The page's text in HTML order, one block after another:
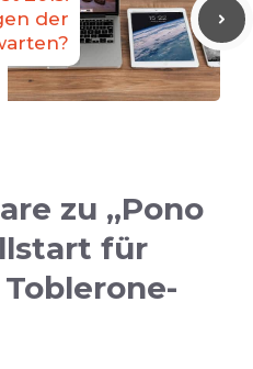
der
zu „Pono
für